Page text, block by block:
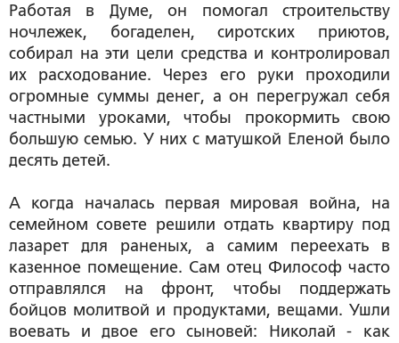
Работая в Думе, он помогал строительству
ночлежек, богаделен, сиротских приютов,
собирал на эти цели средства и контролировал
их расходование. Через его руки проходили
огромные суммы денег, а он перегружал себя
частными уроками, чтобы прокормить свою
большую семью. У них с матушкой Еленой было
десять детей.
А когда началась первая мировая война, на
семейном совете решили отдать квартиру под
лазарет для раненых, а самим переехать в
казенное помещение. Сам отец Философ часто
отправлялся на фронт, чтобы поддержать
бойцов молитвой и продуктами, вещами. Ушли
воевать и двое его сыновей: Николай - как